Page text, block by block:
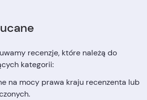
recenzje, które należą do
kategorii:
na mocy prawa kraju recenzenta lub